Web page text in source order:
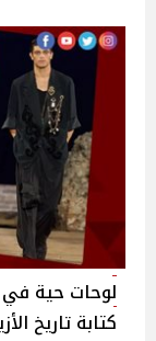
لوحات حية في
كتابة تاريخ